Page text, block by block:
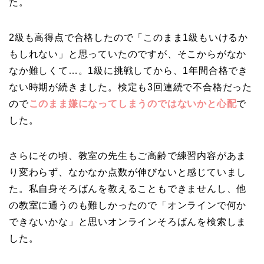
た。
2級も高得点で合格したので「このまま1級もいけるか
もしれない」と思っていたのですが、そこからがなか
なか難しくて…。1級に挑戦してから、1年間合格でき
ない時期が続きました。検定も3回連続で不合格だった
のでこのまま嫌になってしまうのではないかと心配で
した。
さらにその頃、教室の先生もご高齢で練習内容があま
り変わらず、なかなか点数が伸びないと感じていまし
た。私自身そろばんを教えることもできませんし、他
の教室に通うのも難しかったので「オンラインで何か
できないかな」と思いオンラインそろばんを検索しま
した。